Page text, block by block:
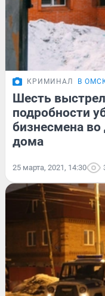
КРИМИНАЛ В
Шесть
подробности
бизнесмена во
дома
25 марта, 2021, 14:30